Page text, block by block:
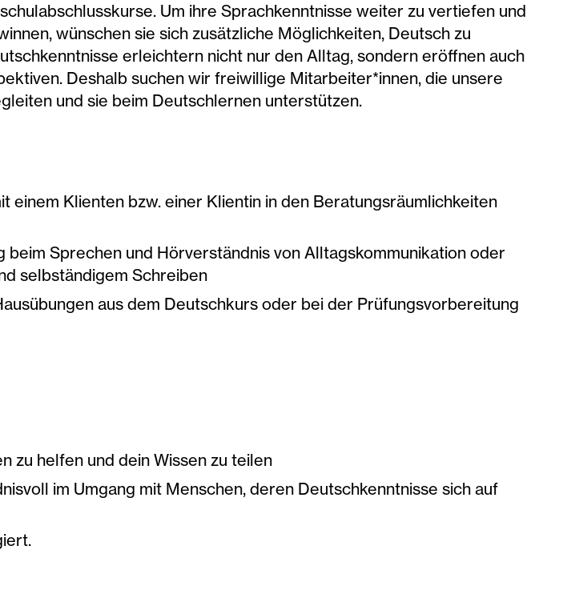
Um ihre Sprachkenntnisse weiter zu vertiefen und
wünschen sie sich zusätzliche Möglichkeiten, Deutsch zu
erleichtern nicht nur den Alltag, sondern eröffnen auch
Deshalb suchen wir freiwillige Mitarbeiter*innen, die unsere
und sie beim Deutschlernen unterstützen.
einem Klienten bzw. einer Klientin in den Beratungsräumlichkeiten
Sprechen und Hörverständnis von Alltagskommunikation oder
selbständigem Schreiben
aus dem Deutschkurs oder bei der Prüfungsvorbereitung
zu helfen und dein Wissen zu teilen
im Umgang mit Menschen, deren Deutschkenntnisse sich auf